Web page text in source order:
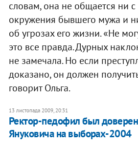
словам, она не общается ни
окружения бывшего мужа и
об угрозах его жизни. «Не
это все правда. Дурных
не замечала. Но если
доказано, он должен
говорит Ольга.
13 листопада 2009, 20:31
Ректор-педофил был
Януковича на выборах-2004